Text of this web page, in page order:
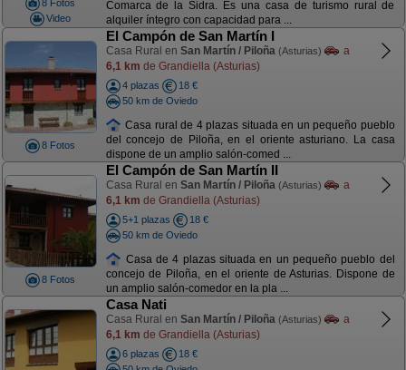
8 Fotos
Video
Comarca de la Sidra. Es una casa de turismo rural de
alquiler íntegro con capacidad para ...
8 Fotos
El Campón de San Martín I
Casa Rural en San Martín / Piloña (Asturias)
a
6,1 km de Grandiella (Asturias)
4 plazas
18 €
50 km de Oviedo
Casa rural de 4 plazas situada en un pequeño pueblo
del concejo de Piloña, en el oriente asturiano. La casa
dispone de un amplio salón-comed ...
8 Fotos
El Campón de San Martín II
Casa Rural en San Martín / Piloña (Asturias)
a
6,1 km de Grandiella (Asturias)
5+1 plazas
18 €
50 km de Oviedo
Casa de 4 plazas situada en un pequeño pueblo del
concejo de Piloña, en el oriente de Asturias. Dispone de
un amplio salón-comedor en la pla ...
Casa Nati
Casa Rural en San Martín / Piloña (Asturias)
a
6,1 km de Grandiella (Asturias)
6 plazas
18 €